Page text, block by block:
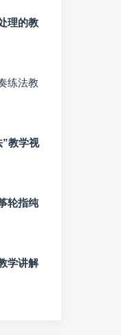
理的教
练法教
”教学视
轮指纯
学讲解